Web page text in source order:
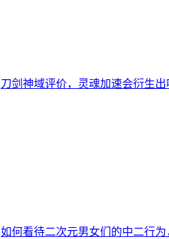
刀剑神域评价，灵魂加速会衍生
如何看待二次元男女们的中二行